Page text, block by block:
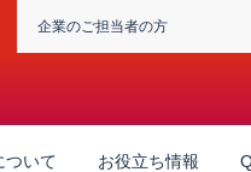
企業のご担当者の方
ついて お役立ち情報